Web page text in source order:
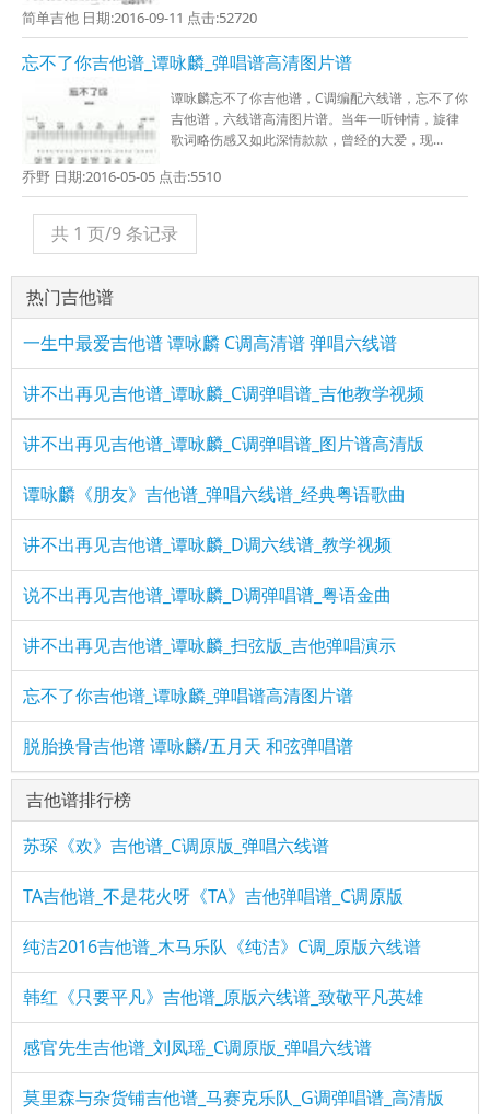
简单吉他 日期:2016-09-11 点击:52720
忘不了你吉他谱_谭咏麟_弹唱谱高清图片谱
谭咏麟忘不了你吉他谱，C调编配六线谱，忘不了你
吉他谱，六线谱高清图片谱。当年一听钟情，旋律
歌词略伤感又如此深情款款，曾经的大爱，现...
乔野 日期:2016-05-05 点击:5510
共 1 页/9 条记录
热门吉他谱
一生中最爱吉他谱 谭咏麟 C调高清谱 弹唱六线谱
讲不出再见吉他谱_谭咏麟_C调弹唱谱_吉他教学视频
讲不出再见吉他谱_谭咏麟_C调弹唱谱_图片谱高清版
谭咏麟《朋友》吉他谱_弹唱六线谱_经典粤语歌曲
讲不出再见吉他谱_谭咏麟_D调六线谱_教学视频
说不出再见吉他谱_谭咏麟_D调弹唱谱_粤语金曲
讲不出再见吉他谱_谭咏麟_扫弦版_吉他弹唱演示
忘不了你吉他谱_谭咏麟_弹唱谱高清图片谱
脱胎换骨吉他谱 谭咏麟/五月天 和弦弹唱谱
吉他谱排行榜
苏琛《欢》吉他谱_C调原版_弹唱六线谱
TA吉他谱_不是花火呀《TA》吉他弹唱谱_C调原版
纯洁2016吉他谱_木马乐队《纯洁》C调_原版六线谱
韩红《只要平凡》吉他谱_原版六线谱_致敬平凡英雄
感官先生吉他谱_刘凤瑶_C调原版_弹唱六线谱
莫里森与杂货铺吉他谱_马赛克乐队_G调弹唱谱_高清版